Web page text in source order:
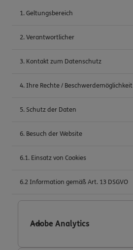
1. Geltungsbereich
2. Verantwortlicher
3. Kontakt zum Datenschutz
4. Ihre Rechte / Beschwerdemöglichkeit
5. Schutz der Daten
6. Besuch der Website
6.1. Einsatz von Cookies
6.2 Information gemäß Art. 13 DSGVO
Adobe Analytics